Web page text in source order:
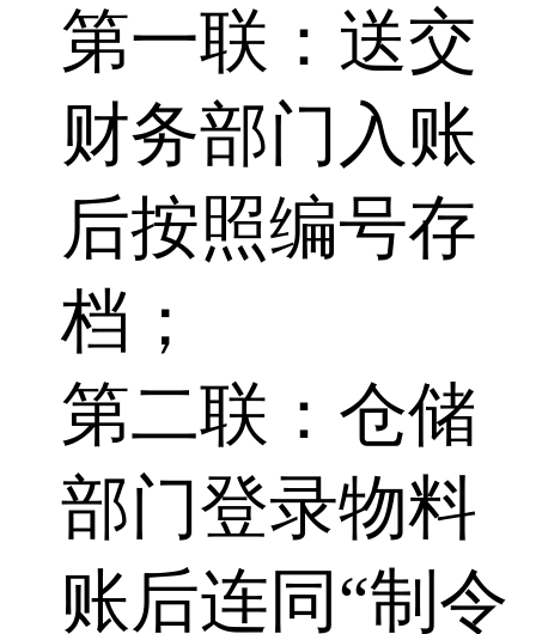
第一联：送交
财务部门入账
后按照编号存
档；
第二联：仓储
部门登录物料
账后连同“制令